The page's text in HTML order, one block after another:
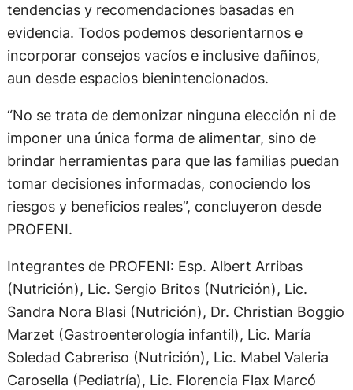
tendencias y recomendaciones basadas en
evidencia. Todos podemos desorientarnos e
incorporar consejos vacíos e inclusive dañinos,
aun desde espacios bienintencionados.
“No se trata de demonizar ninguna elección ni de
imponer una única forma de alimentar, sino de
brindar herramientas para que las familias puedan
tomar decisiones informadas, conociendo los
riesgos y beneficios reales”, concluyeron desde
PROFENI.
Integrantes de PROFENI: Esp. Albert Arribas
(Nutrición), Lic. Sergio Britos (Nutrición), Lic.
Sandra Nora Blasi (Nutrición), Dr. Christian Boggio
Marzet (Gastroenterología infantil), Lic. María
Soledad Cabreriso (Nutrición), Lic. Mabel Valeria
Carosella (Pediatría), Lic. Florencia Flax Marcó